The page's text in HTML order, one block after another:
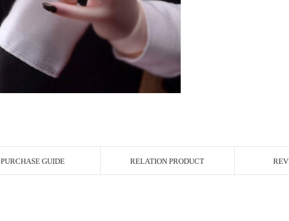
PURCHASE GUIDE RELATION PRODUCT